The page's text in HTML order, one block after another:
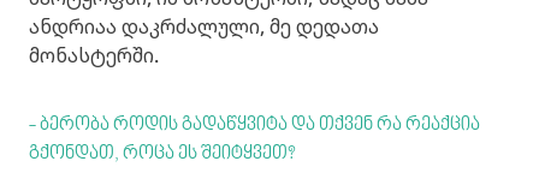
ანდრიაა დაკრძალული, მე დედათა
მონასტერში.
- ბერობა როდის გადაწყვიტა და თქვენ რა რეაქცია
გქონდათ, როცა ეს შეიტყვეთ?